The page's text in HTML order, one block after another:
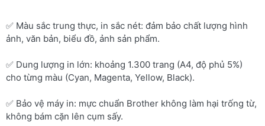
✅ Màu sắc trung thực, in sắc nét: đảm bảo chất lượng hình
ảnh, văn bản, biểu đồ, ảnh sản phẩm.
✅ Dung lượng in lớn: khoảng 1.300 trang (A4, độ phủ 5%)
cho từng màu (Cyan, Magenta, Yellow, Black).
✅ Bảo vệ máy in: mực chuẩn Brother không làm hại trống từ,
không bám cặn lên cụm sấy.